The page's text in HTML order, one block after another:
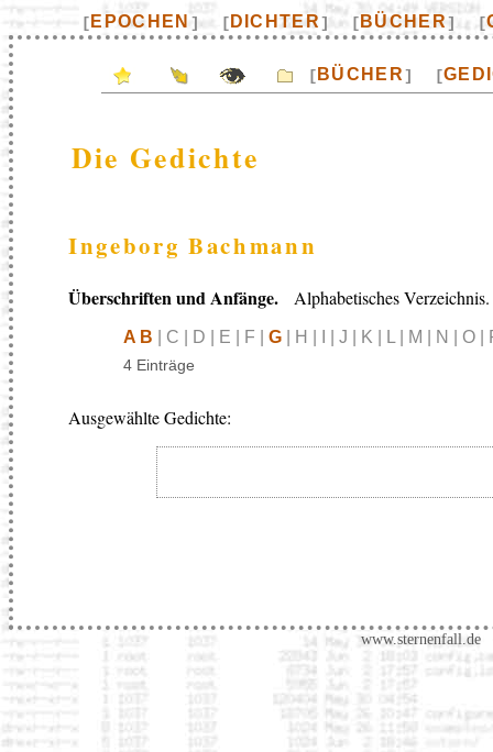
[ EPOCHEN ] [ DICHTER] [ BÜCHER] [
[ BÜCHER] [
Die Gedichte
Ingeborg Bachmann
Überschriften und Anfänge. Alphabetisches Verzeichnis.
A B | C | D | E | F | G | H | I | J | K | L | M | N | O
4 Einträge
Ausgewählte Gedichte:
www.sternenfall.de